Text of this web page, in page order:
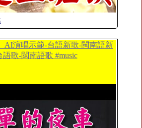
AI演唱示範-台語新歌-閩南語新
語歌-閩南語歌 #music